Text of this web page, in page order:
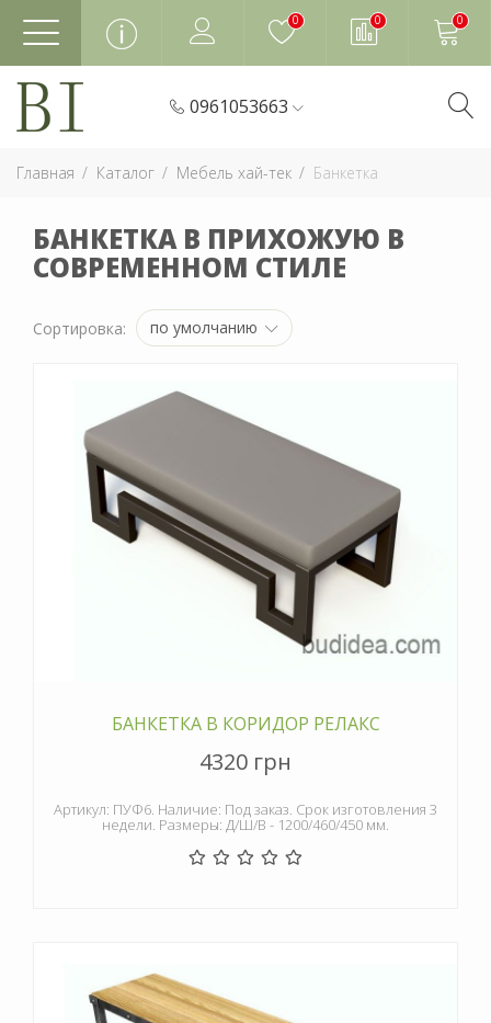
0 0 0
0961053663
Главная Каталог Мебель хай-тек Банкетка
БАНКЕТКА В ПРИХОЖУЮ В
СОВРЕМЕННОМ СТИЛЕ
Сортировка: по умолчанию
БАНКЕТКА В КОРИДОР РЕЛАКС
4320 грн
Артикул: ПУФ6. Наличие: Под заказ. Срок изготовления 3
недели. Размеры: Д/Ш/В - 1200/460/450 мм.